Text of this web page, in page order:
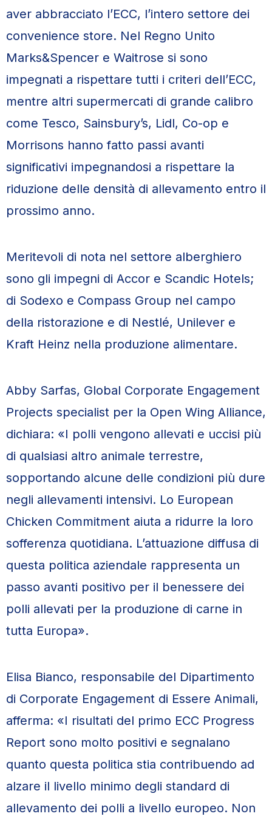
aver abbracciato l’ECC, l’intero settore dei
convenience store. Nel Regno Unito
Marks&Spencer e Waitrose si sono
impegnati a rispettare tutti i criteri dell’ECC,
mentre altri supermercati di grande calibro
come Tesco, Sainsbury’s, Lidl, Co-op e
Morrisons hanno fatto passi avanti
significativi impegnandosi a rispettare la
riduzione delle densità di allevamento entro il
prossimo anno.
Meritevoli di nota nel settore alberghiero
sono gli impegni di Accor e Scandic Hotels;
di Sodexo e Compass Group nel campo
della ristorazione e di Nestlé, Unilever e
Kraft Heinz nella produzione alimentare.
Abby Sarfas, Global Corporate Engagement
Projects specialist per la Open Wing Alliance,
dichiara: «I polli vengono allevati e uccisi più
di qualsiasi altro animale terrestre,
sopportando alcune delle condizioni più dure
negli allevamenti intensivi. Lo European
Chicken Commitment aiuta a ridurre la loro
sofferenza quotidiana. L’attuazione diffusa di
questa politica aziendale rappresenta un
passo avanti positivo per il benessere dei
polli allevati per la produzione di carne in
tutta Europa».
Elisa Bianco, responsabile del Dipartimento
di Corporate Engagement di Essere Animali,
afferma: «I risultati del primo ECC Progress
Report sono molto positivi e segnalano
quanto questa politica stia contribuendo ad
alzare il livello minimo degli standard di
allevamento dei polli a livello europeo. Non